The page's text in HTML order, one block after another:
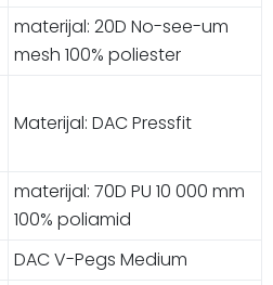
materijal: 20D No-see-um
mesh 100% poliester
Materijal: DAC Pressfit
materijal: 70D PU 10 000 mm
100% poliamid
DAC V-Pegs Medium